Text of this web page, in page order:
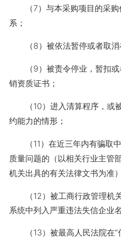
（7）与本采购项目的采购
系；
（8）被依法暂停或者取消
（9）被责令停业，暂扣或
销资质证书；
（10）进入清算程序，或
约能力的情形；
（11）在近三年内有骗取中
质量问题的（以相关行业主管
机关出具的有关法律文书为准）
（12）被工商行政管理机
系统中列入严重违法失信企业
（13）被最高人民法院在“